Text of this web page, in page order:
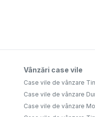
Vânzări case vile
Case vile de vânzare
Case vile de vânzare
Case vile de vânzare